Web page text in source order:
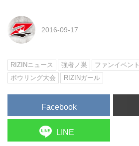
2016-09-17
RIZINニュース 強者ノ巣 ファンイベント
ボウリング大会
RIZINガール
Facebook
LINE